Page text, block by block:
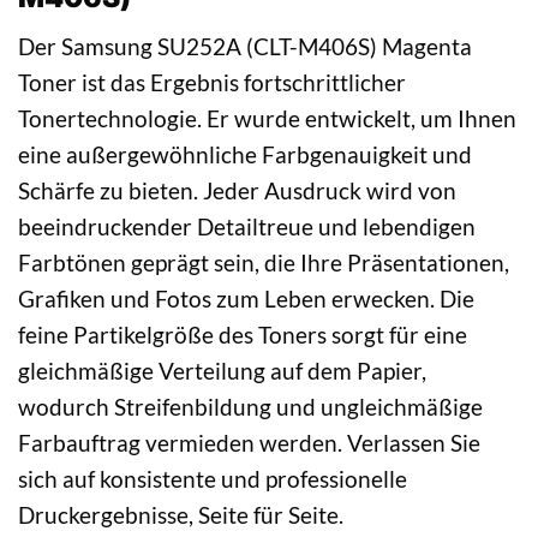
Der Samsung SU252A (CLT-M406S) Magenta
Toner ist das Ergebnis fortschrittlicher
Tonertechnologie. Er wurde entwickelt, um Ihnen
eine außergewöhnliche Farbgenauigkeit und
Schärfe zu bieten. Jeder Ausdruck wird von
beeindruckender Detailtreue und lebendigen
Farbtönen geprägt sein, die Ihre Präsentationen,
Grafiken und Fotos zum Leben erwecken. Die
feine Partikelgröße des Toners sorgt für eine
gleichmäßige Verteilung auf dem Papier,
wodurch Streifenbildung und ungleichmäßige
Farbauftrag vermieden werden. Verlassen Sie
sich auf konsistente und professionelle
Druckergebnisse, Seite für Seite.